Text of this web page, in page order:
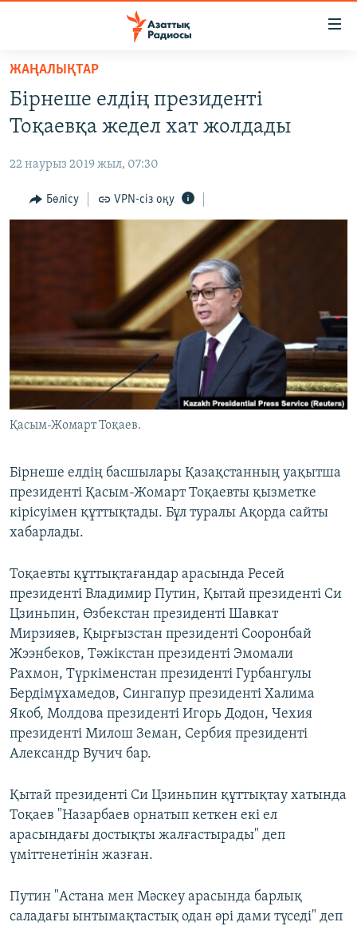
Skip
main
content
to
Navigation
Skip
САЯСАТ
ҚАҢТАР ОҚИҒАСЫ
АДАМ ҚҰҚЫҚТАРЫ
АРНАЙЫ ЖОБАЛАР
ЖАЗЫЛЫҢЫЗ
ЖАҢАЛЫҚТАР
Бірнеше елдің президенті
Тоқаевқа жедел хат жолдады
22 наурыз 2019 жыл, 07:30
Бөлісу VPN-сіз оқу
Қасым-Жомарт Тоқаев.
Бірнеше елдің басшылары Қазақстанның уақытша
президенті Қасым-Жомарт Тоқаевты қызметке
кірісуімен құттықтады. Бұл туралы Ақорда сайты
хабарлады.
Тоқаевты құттықтағандар арасында Ресей
президенті Владимир Путин, Қытай президенті Си
Цзиньпин, Өзбекстан президенті Шавкат
Мирзияев, Қырғызстан президенті Сооронбай
Жээнбеков, Тәжікстан президенті Эмомали
Рахмон, Түркіменстан президенті Гурбангулы
Бердімұхамедов, Сингапур президенті Халима
Якоб, Молдова президенті Игорь Додон, Чехия
президенті Милош Земан, Сербия президенті
Александр Вучич бар.
Қытай президенті Си Цзиньпин құттықтау хатында
Тоқаев "Назарбаев орнатып кеткен екі ел
арасындағы достықты жалғастырады" деп
үміттенетінін жазған.
Путин "Астана мен Мәскеу арасында барлық
саладағы ынтымақтастық одан әрі дами түседі" деп